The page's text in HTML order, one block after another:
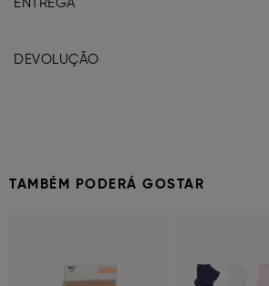
DEVOLUÇÃO
TAMBÉM PODERÁ GOSTAR